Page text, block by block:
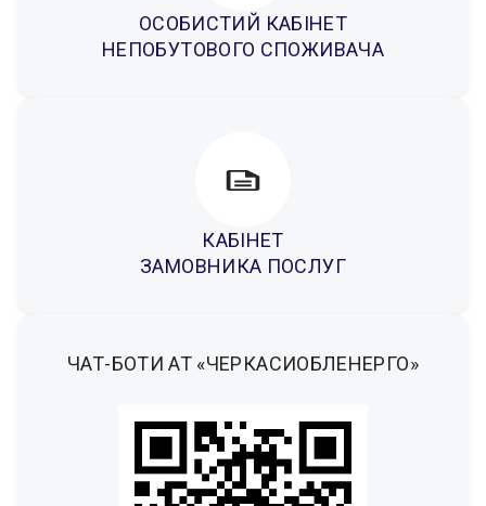
ОСОБИСТИЙ КАБІНЕТ
НЕПОБУТОВОГО СПОЖИВАЧА
КАБІНЕТ
ЗАМОВНИКА ПОСЛУГ
ЧАТ-БОТИ АТ «ЧЕРКАСИОБЛЕНЕРГО»